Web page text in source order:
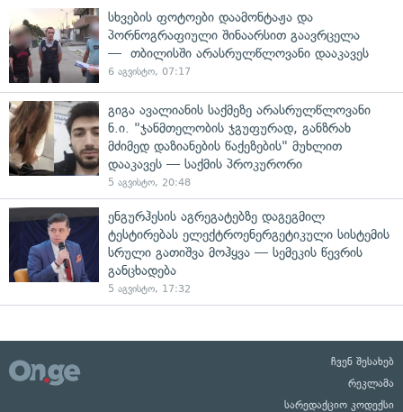
სხვების ფოტოები დაამონტაჟა და
პორნოგრაფიული შინაარსით გაავრცელა
— თბილისში არასრულწლოვანი დააკავეს
6 აგვისტო, 07:17
გიგა ავალიანის საქმეზე არასრულწლოვანი
ნ.ი. "ჯანმთელობის ჯგუფურად, განზრახ
მძიმედ დაზიანების წაქეზების" მუხლით
დააკავეს — საქმის პროკურორი
5 აგვისტო, 20:48
ენგურჰესის აგრეგატებზე დაგეგმილ
ტესტირებას ელექტროენერგეტიკული სისტემის
სრული გათიშვა მოჰყვა — სემეკის წევრის
განცხადება
5 აგვისტო, 17:32
ჩვენ შესახებ
რეკლამა
სარედაქციო კოდექსი